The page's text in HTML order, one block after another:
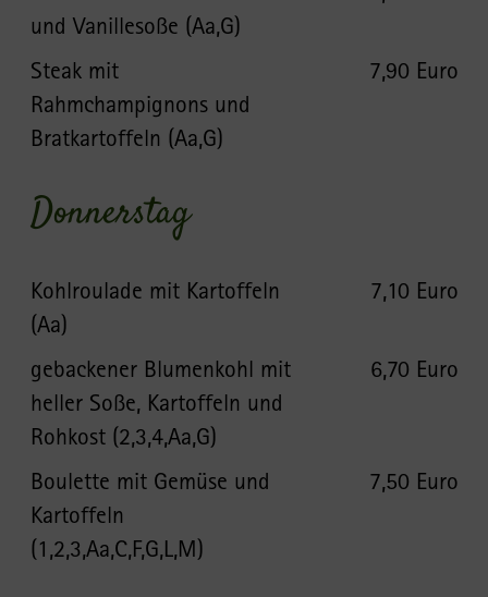
und Vanillesoße (Aa,G)
Steak mit
Rahmchampignons und
Bratkartoffeln (Aa,G)
7,90 Euro
Donnerstag
Kohlroulade mit Kartoffeln
(Aa)
7,10 Euro
gebackener Blumenkohl mit
heller Soße, Kartoffeln und
Rohkost (2,3,4,Aa,G)
6,70 Euro
Boulette mit Gemüse und
Kartoffeln
(1,2,3,Aa,C,F,G,L,M)
7,50 Euro